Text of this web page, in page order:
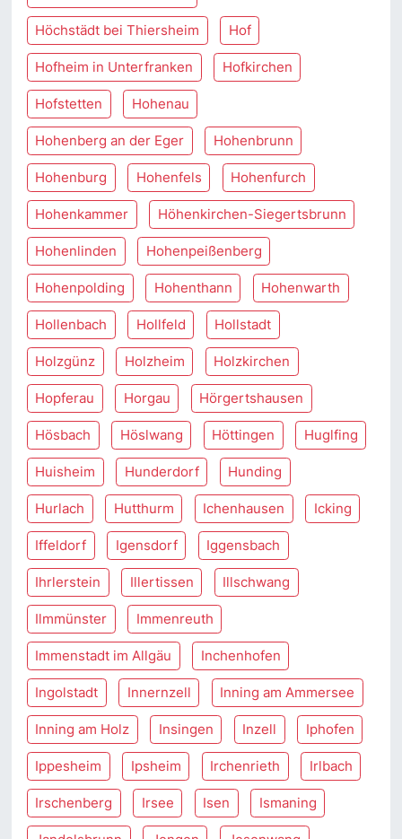
Höchstädt bei Thiersheim Hof
Hofheim in Unterfranken Hofkirchen
Hofstetten Hohenau
Hohenberg an der Eger Hohenbrunn
Hohenburg Hohenfels Hohenfurch
Hohenkammer Höhenkirchen-Siegertsbrunn
Hohenlinden Hohenpeißenberg
Hohenpolding Hohenthann Hohenwarth
Hollenbach Hollfeld Hollstadt
Holzgünz Holzheim Holzkirchen
Hopferau Horgau Hörgertshausen
Hösbach Höslwang Höttingen Huglfing
Huisheim Hunderdorf Hunding
Hurlach Hutthurm Ichenhausen Icking
Iffeldorf Igensdorf Iggensbach
Ihrlerstein Illertissen Illschwang
Ilmmünster Immenreuth
Immenstadt im Allgäu Inchenhofen
Ingolstadt Innernzell Inning am Ammersee
Inning am Holz Insingen Inzell Iphofen
Ippesheim Ipsheim Irchenrieth Irlbach
Irschenberg Irsee Isen Ismaning